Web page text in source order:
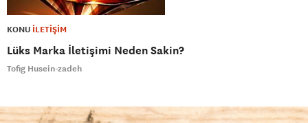
KONU İLETİŞİM
Lüks Marka İletişimi Neden Sakin?
Tofig Husein-zadeh